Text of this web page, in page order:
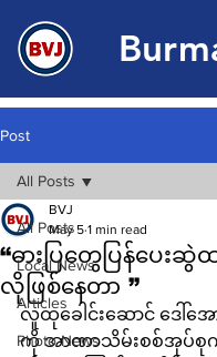
Post
All Posts
Local News
Articles
Photo News
All Posts
“ဓားပြတွေပြန်ပေးဆွဲ
လိုဖြစ်နေတာ ”
BVJ
May 5 1 min read
လူထုခေါင်းဆောင် ဒေါ်အ
ကို အာဏာသိမ်းစစ်အုပ်စု